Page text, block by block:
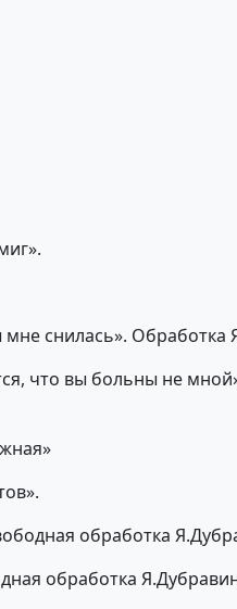
мне снилась». Обработка
что вы больны не
обработка
обработка